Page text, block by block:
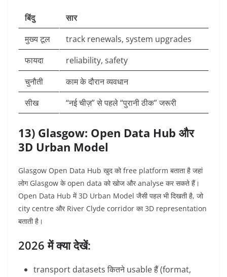
बिंदु
सार
मुख्य टूल
track renewals, system upgrades
फायदा
reliability, safety
चुनौती
काम के दौरान व्यवधान
सीख
“नई चीज़” से पहले “पुरानी ठीक” जरूरी
13) Glasgow: Open Data Hub और
3D Urban Model
Glasgow Open Data Hub खुद को free platform बताता है जहां
लोग Glasgow के open data को खोज और analyse कर सकते हैं।
Open Data Hub में 3D Urban Model जैसी पहल भी दिखती है, जो
city centre और River Clyde corridor का 3D representation
बताती है।
2026 में क्या देखें:
transport datasets कितने usable हैं (format,